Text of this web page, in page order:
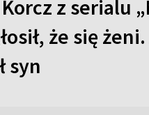
z serialu
że się
syn